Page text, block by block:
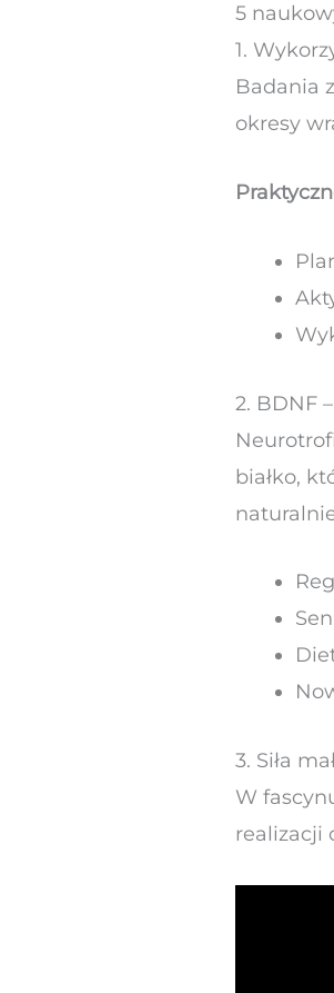
5
1.
Badania
okresy
2. BDNF
białko,
3. Siła
W
realizacji